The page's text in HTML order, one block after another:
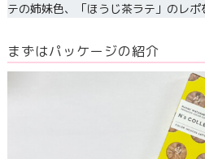
テの姉妹色、「ほうじ茶ラテ」のレ
まずはパッケージの紹介